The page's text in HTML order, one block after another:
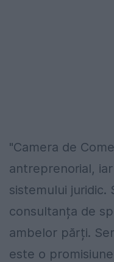
"Camera de
antreprenorial,
sistemului juridic.
consultanța de
ambelor părți.
este o